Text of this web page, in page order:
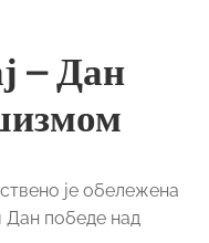
– Дан
je обележена
Дан победе над